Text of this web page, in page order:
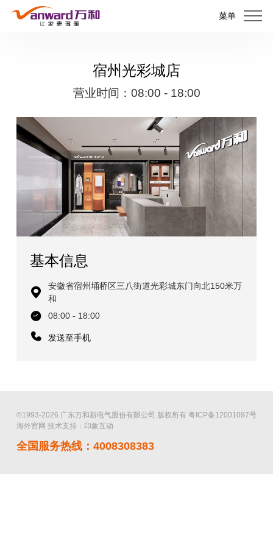
菜单
宿州光彩城店
营业时间：08:00 - 18:00
基本信息
安徽省宿州埇桥区三八街道光彩城东门向北150米万
和
08:00 - 18:00
发送至手机
©1993-2026 广东万和新电气股份有限公司 版权所有 粤ICP备12001097号
海外官网 技术支持：印象互动
全国服务热线：4008308383